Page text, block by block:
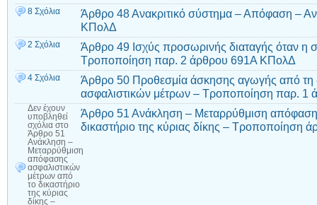
8 Σχόλια
Άρθρο 48 Ανακριτικό σύστημα – Απόφαση –
ΚΠολΔ
2 Σχόλια
Άρθρο 49 Ισχύς προσωρινής διαταγής όταν η
Τροποποίηση παρ. 2 άρθρου 691Α ΚΠολΔ
4 Σχόλια
Άρθρο 50 Προθεσμία άσκησης αγωγής από
ασφαλιστικών μέτρων – Τροποποίηση παρ.
Δεν έχουν
υποβληθεί
σχόλια στο
Άρθρο 51
Ανάκληση –
Μεταρρύθμιση
απόφασης
ασφαλιστικών
μέτρων από
το δικαστήριο
της κύριας
δίκης –
Άρθρο 51 Ανάκληση – Μεταρρύθμιση
δικαστήριο της κύριας δίκης – Τροποποίηση